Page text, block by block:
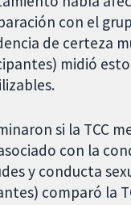
con el
de certeza
midió
si la TCC
con la
y conducta
comparó la